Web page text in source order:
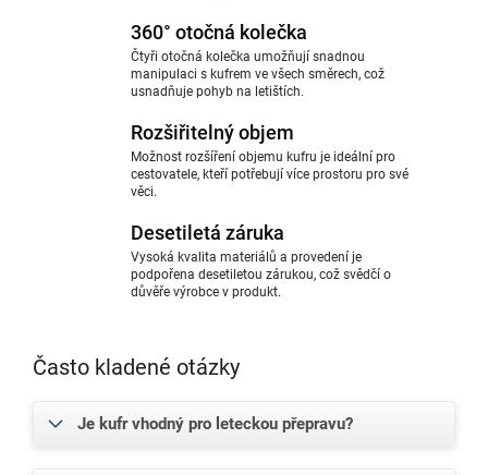
360° otočná kolečka
Čtyři otočná kolečka umožňují snadnou
manipulaci s kufrem ve všech směrech, což
usnadňuje pohyb na letištích.
Rozšiřitelný objem
Možnost rozšíření objemu kufru je ideální pro
cestovatele, kteří potřebují více prostoru pro své
věci.
Desetiletá záruka
Vysoká kvalita materiálů a provedení je
podpořena desetiletou zárukou, což svědčí o
důvěře výrobce v produkt.
Často kladené otázky
Je kufr vhodný pro leteckou přepravu?